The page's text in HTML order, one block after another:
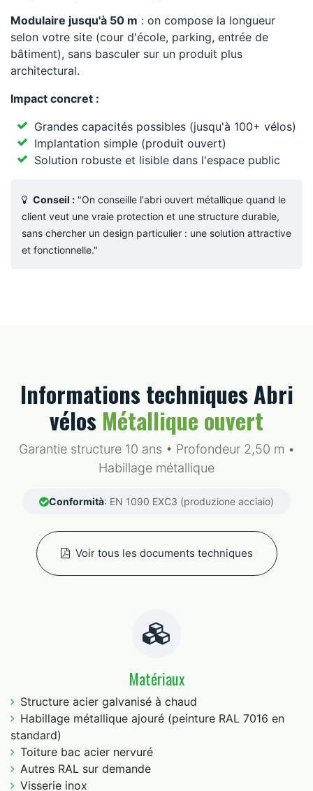
Modulaire jusqu'à 50 m : on compose la longueur
selon votre site (cour d'école, parking, entrée de
bâtiment), sans basculer sur un produit plus
architectural.
Impact concret :
Grandes capacités possibles (jusqu'à 100+ vélos)
Implantation simple (produit ouvert)
Solution robuste et lisible dans l'espace public
Conseil : "On conseille l'abri ouvert métallique quand le
client veut une vraie protection et une structure durable,
sans chercher un design particulier : une solution attractive
et fonctionnelle."
Informations techniques Abri
vélos Métallique ouvert
Garantie structure 10 ans • Profondeur 2,50 m •
Habillage métallique
Conformità: EN 1090 EXC3 (produzione acciaio)
Voir tous les documents techniques
Matériaux
Structure acier galvanisé à chaud
Habillage métallique ajouré (peinture RAL 7016 en
standard)
Toiture bac acier nervuré
Autres RAL sur demande
Visserie inox